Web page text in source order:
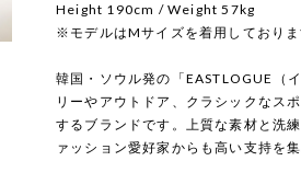
Height 190cm / Weight 57kg
※モデルはMサイズを着用しておりま
韓国・ソウル発の「EASTLOGUE（
リーやアウトドア、クラシックなス
するブランドです。上質な素材と洗
ァッション愛好家からも高い支持を集